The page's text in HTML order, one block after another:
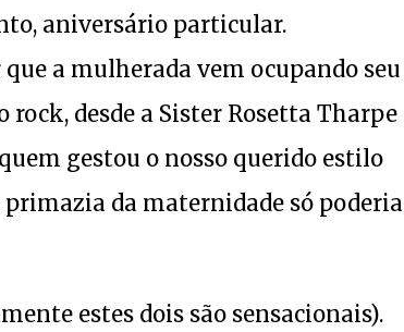
aniversário particular.
a mulherada vem ocupando seu
rock, desde a Sister Rosetta Tharpe
gestou o nosso querido estilo
primazia da maternidade só poderia
estes dois são sensacionais).